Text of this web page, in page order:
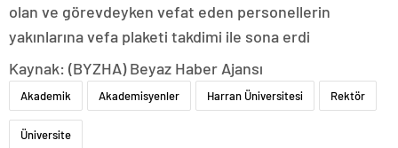
olan ve görevdeyken vefat eden personellerin
yakınlarına vefa plaketi takdimi ile sona erdi
Kaynak: (BYZHA) Beyaz Haber Ajansı
Akademik Akademisyenler Harran Üniversitesi Rektör
Üniversite